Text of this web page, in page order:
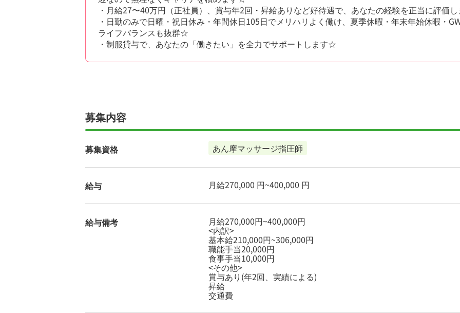
・月給27〜40万円（正社員）、賞与年2回・昇給ありなど好待遇で、あなたの経験を正当に評価
・日勤のみで日曜・祝日休み・年間休日105日でメリハリよく働け、夏季休暇・年末年始休暇・
ライフバランスも抜群☆
・制服貸与で、あなたの「働きたい」を全力でサポートします☆
募集内容
募集資格 あん摩マッサージ指圧師
給与 月給270,000 円~400,000 円
給与備考 月給270,000円~400,000円
<内訳>
基本給210,000円~306,000円
職能手当20,000円
食事手当10,000円
<その他>
賞与あり(年2回、実績による)
昇給
交通費